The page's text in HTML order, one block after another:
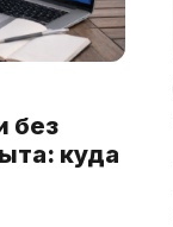
без
куда